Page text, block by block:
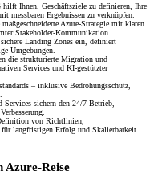
Ihnen, Geschäftsziele zu definieren, Ihre
messbaren Ergebnissen zu verknüpfen.
Azure-Strategie mit klaren
Stakeholder-Kommunikation.
Landing Zones ein, definiert
Umgebungen.
die strukturierte Migration und
Services und KI-gestützter
– inklusive Bedrohungsschutz,
sichern den 24/7-Betrieb,
von Richtlinien,
langfristigen Erfolg und Skalierbarkeit.
Azure-Reise